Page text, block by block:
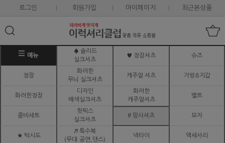
로그인 회원가입 마이페이지 최근본상품
메뉴
♠ 솔리드
실크셔츠
♥ 정장셔츠 슈즈
정장
화려한
무늬 실크셔츠
캐주얼 셔츠 가방&지갑
화려한정장
디자인
배색실크셔츠
화려한
캐주얼셔츠
벨트
콤비세트
핫픽스
실크셔츠
# 망사셔츠 모자
★ 턱시도
♬ 특수복
(무대.공연,댄스)
넥타이 액세서리